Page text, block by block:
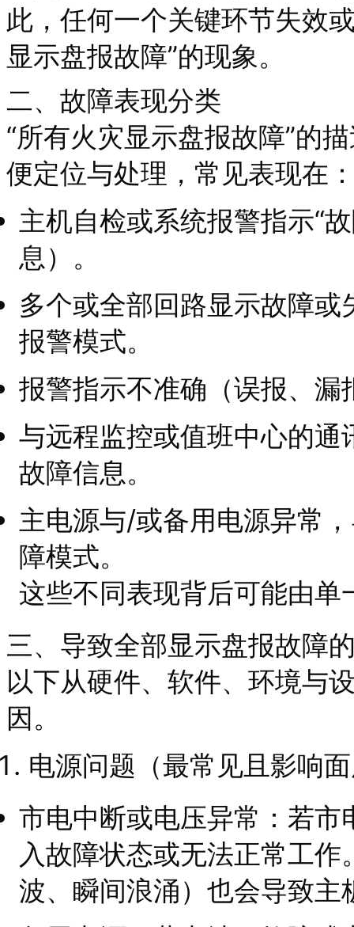
此，任何一个关键环节失效
显示盘报故障”的现象。
二、故障表现分类
“所有火灾显示盘报故障”的
便定位与处理，常见表现在
主机自检或系统报警指示“
息）。
多个或全部回路显示故障
报警模式。
报警指示不准确（误报、漏
与远程监控或值班中心的
故障信息。
主电源与/或备用电源异常
障模式。
这些不同表现背后可能由
三、导致全部显示盘报故障
以下从硬件、软件、环境与
因。
电源问题（最常见且影响
市电中断或电压异常：若
入故障状态或无法正常工
波、瞬间浪涌）也会导致